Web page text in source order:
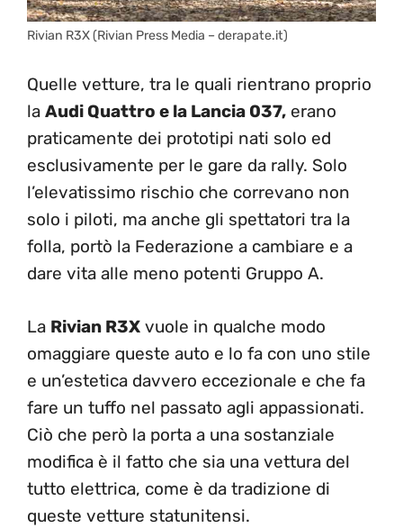
Rivian R3X (Rivian Press Media – derapate.it)
Quelle vetture, tra le quali rientrano proprio
la Audi Quattro e la Lancia 037, erano
praticamente dei prototipi nati solo ed
esclusivamente per le gare da rally. Solo
l’elevatissimo rischio che correvano non
solo i piloti, ma anche gli spettatori tra la
folla, portò la Federazione a cambiare e a
dare vita alle meno potenti Gruppo A.
La Rivian R3X vuole in qualche modo
omaggiare queste auto e lo fa con uno stile
e un’estetica davvero eccezionale e che fa
fare un tuffo nel passato agli appassionati.
Ciò che però la porta a una sostanziale
modifica è il fatto che sia una vettura del
tutto elettrica, come è da tradizione di
queste vetture statunitensi.